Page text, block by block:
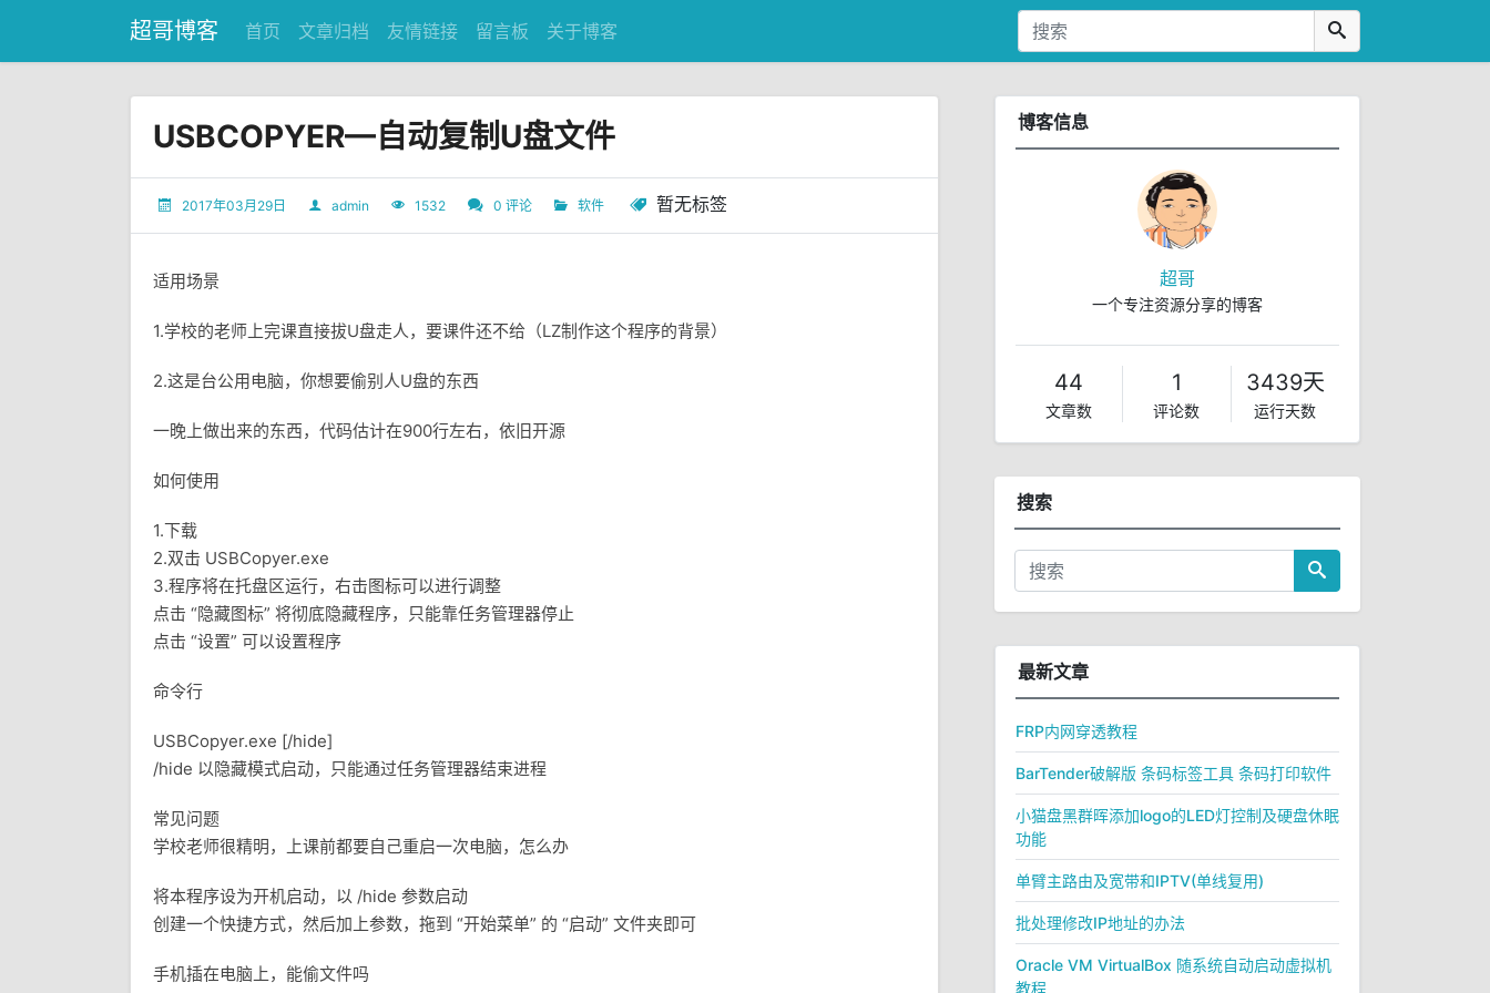
超哥博客 首页 文章归档 友情链接 留言板 关于博客
USBCOPYER—自动复制U盘文件
2017年03月29日 admin 1532 0 评论 软件 暂无标签
适用场景
1.学校的老师上完课直接拔U盘走人，要课件还不给（LZ制作这个程序的背景）
2.这是台公用电脑，你想要偷别人U盘的东西
一晚上做出来的东西，代码估计在900行左右，依旧开源
如何使用
1.下载
2.双击 USBCopyer.exe
3.程序将在托盘区运行，右击图标可以进行调整
点击 “隐藏图标” 将彻底隐藏程序，只能靠任务管理器停止
点击 “设置” 可以设置程序
命令行
USBCopyer.exe [/hide]
/hide 以隐藏模式启动，只能通过任务管理器结束进程
常见问题
学校老师很精明，上课前都要自己重启一次电脑，怎么办
将本程序设为开机启动，以 /hide 参数启动
创建一个快捷方式，然后加上参数，拖到 “开始菜单” 的 “启动” 文件夹即可
手机插在电脑上，能偷文件吗
博客信息
超哥
一个专注资源分享的博客
44
文章数
1
评论数
3439天
运行天数
搜索
最新文章
FRP内网穿透教程
BarTender破解版 条码标签工具 条码打印软件
小猫盘黑群晖添加logo的LED灯控制及硬盘休眠
功能
单臂主路由及宽带和IPTV(单线复用)
批处理修改IP地址的办法
Oracle VM VirtualBox 随系统自动启动虚拟机
教程